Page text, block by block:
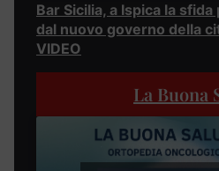
Bar Sicilia, a Ispica la
dal nuovo governo della
VIDEO
La Buona